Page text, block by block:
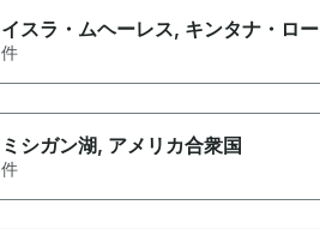
イスラ・ムヘーレス, キンタナ・ロー
件
ミシガン湖, アメリカ合衆国
件